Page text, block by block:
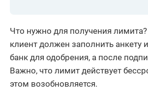
Что нужно для получения лимита?
клиент должен заполнить анкету
банк для одобрения, а после
Важно, что лимит действует
этом возобновляется.